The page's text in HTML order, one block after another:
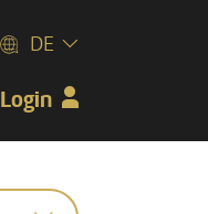
Login
DE